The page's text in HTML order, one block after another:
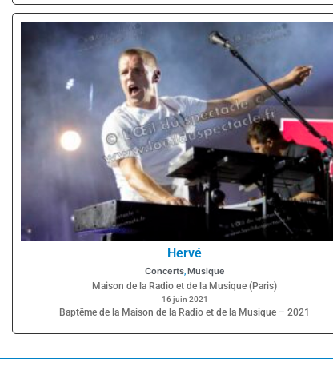
Hervé
Concerts,Musique
Maison de la Radio et de la Musique (Paris)
16 juin 2021
Baptême de la Maison de la Radio et de la Musique – 2021